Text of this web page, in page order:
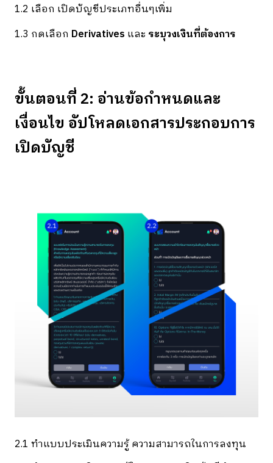
1.2 เลือก เปิดบัญชีประเภทอื่นๆเพิ่ม
1.3 กดเลือก Derivatives และ ระบุวงเงินที่ต้องการ
ขั้นตอนที่ 2: อ่านข้อกำหนดและ
เงื่อนไข อัปโหลดเอกสารประกอบการ
เปิดบัญชี
2.1 ทำแบบประเมินความรู้ ความสามารถในการลงทุน